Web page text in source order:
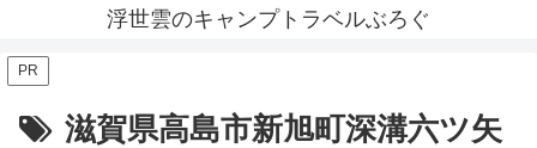
浮世雲のキャンプトラベルぶろぐ
PR
滋賀県高島市新旭町深溝六ツ矢